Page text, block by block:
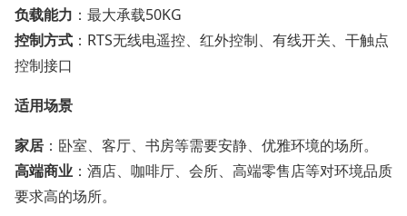
负载能力 ‌：最大承载50KG
控制方式 ‌：RTS无线电遥控、红外控制、有线开关、干触点
控制接口
适用场景
家居 ‌：卧室、客厅、书房等需要安静、优雅环境的场所。
高端商业 ‌：酒店、咖啡厅、会所、高端零售店等对环境品质
要求高的场所。